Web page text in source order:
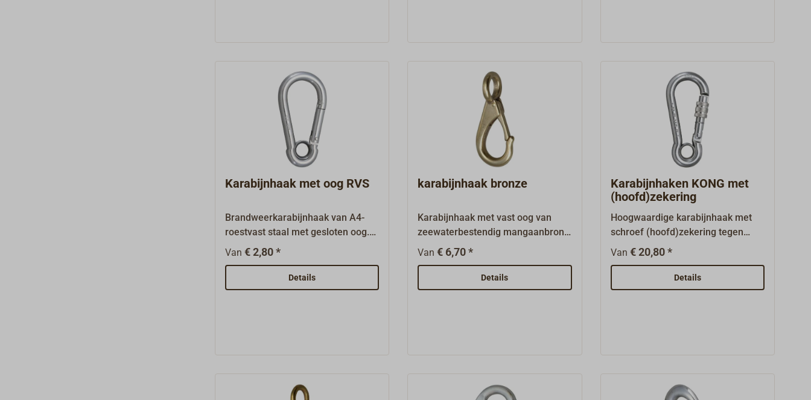
Karabijnhaak met oog RVS
Brandweerkarabijnhaak van A4-
roestvast staal met gesloten oog.
Het oog kan worden uitgebroken,
zodat deze haak ook zonder oog
gebruikt kan worden.
Van € 2,80 *
Details
karabijnhaak bronze
Karabijnhaak met vast oog van
zeewaterbestendig mangaanbrons,
veer van roestvrij staal.Uitvoering
1574-555 vernikkeld brons.Ook
leverbaar met draaiend oog (zie
vergelijkbare artikelen).
Van€ 6,70 *
Details
Karabijnhaken KONG met
(hoofd)zekering
Hoogwaardige karabijnhaak met
schroef (hoofd)zekering tegen
onbedoeld openen.Gemaakt van
roestvrij staal, materiaal 1.4401
(V4A).Met gesloten oog en
patentsluiting die niet hakt.
Van € 20,80 *
Details